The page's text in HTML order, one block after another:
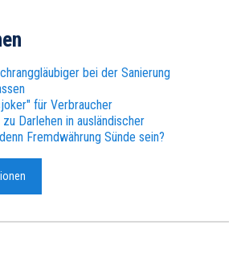
bei der Sanierung
für Ver­brau­cher
Darlehen in ausländischer
Fremd­wäh­rung Sünde sein?